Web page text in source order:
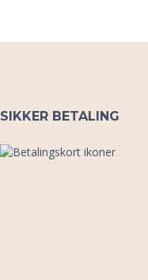
SIKKER BETALING